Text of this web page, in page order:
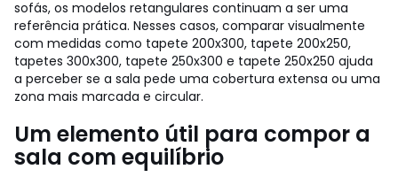
sofás, os modelos retangulares continuam a ser uma
referência prática. Nesses casos, comparar visualmente
com medidas como tapete 200x300, tapete 200x250,
tapetes 300x300, tapete 250x300 e tapete 250x250 ajuda
a perceber se a sala pede uma cobertura extensa ou uma
zona mais marcada e circular.
Um elemento útil para compor a
sala com equilíbrio